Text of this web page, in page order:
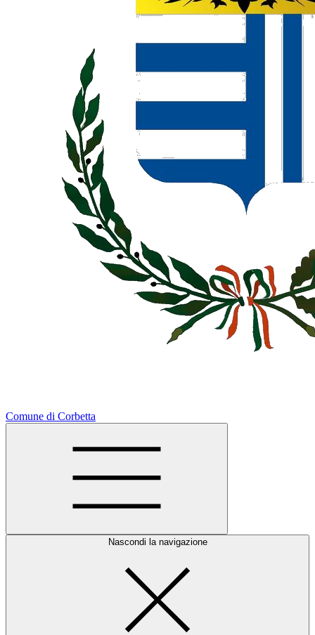
Comune di Corbetta
Nascondi la navigazione